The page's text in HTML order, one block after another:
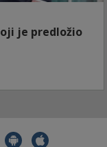
je predložio